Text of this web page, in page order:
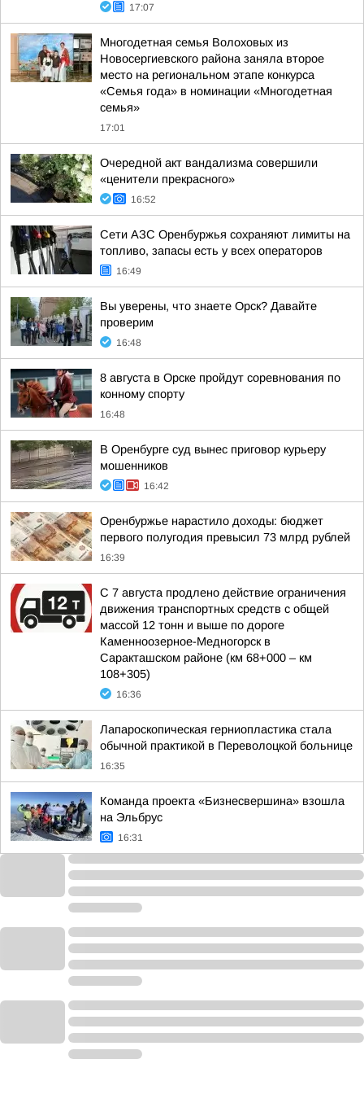
17:07
Многодетная семья Волоховых из
Новосергиевского района заняла второе
место на региональном этапе конкурса
«Семья года» в номинации «Многодетная
семья»
17:01
Очередной акт вандализма совершили
«ценители прекрасного»
16:52
Сети АЗС Оренбуржья сохраняют лимиты на
топливо, запасы есть у всех операторов
16:49
Вы уверены, что знаете Орск? Давайте
проверим
16:48
8 августа в Орске пройдут соревнования по
конному спорту
16:48
В Оренбурге суд вынес приговор курьеру
мошенников
16:42
Оренбуржье нарастило доходы: бюджет
первого полугодия превысил 73 млрд рублей
16:39
С 7 августа продлено действие ограничения
движения транспортных средств с общей
массой 12 тонн и выше по дороге
Каменноозерное-Медногорск в
Саракташском районе (км 68+000 – км
108+305)
16:36
Лапароскопическая герниопластика стала
обычной практикой в Переволоцкой больнице
16:35
Команда проекта «Бизнесвершина» взошла
на Эльбрус
16:31